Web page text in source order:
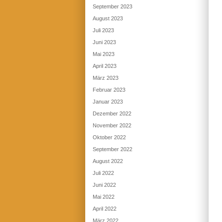
September 2023
August 2023
Juli 2023
Juni 2023
Mai 2023
April 2023
März 2023
Februar 2023
Januar 2023
Dezember 2022
November 2022
Oktober 2022
September 2022
August 2022
Juli 2022
Juni 2022
Mai 2022
April 2022
März 2022